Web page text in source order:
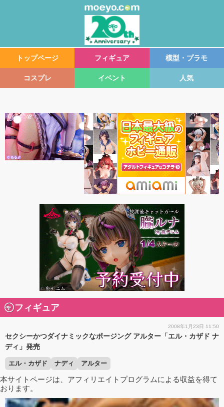
トップページ フィギュア 模型・プラモ
コスプレ イベント 人気
フィギュア
2008年1月23日 11:50
セクシーかつダイナミックなポージング アルター「エル・カザド ナ
ディ」発売
エル・カザド ナディ アルター
本サイトページは、アフィリエイトプログラムによる収益を得て
おります。